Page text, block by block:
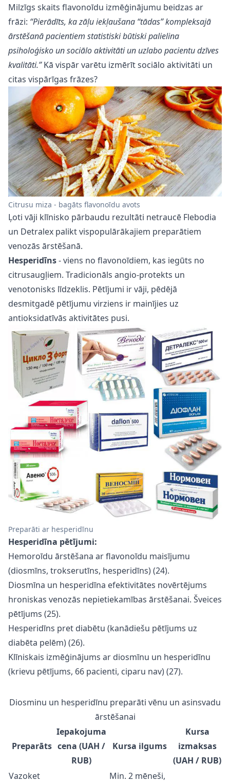
Milzīgs skaits flavonoīdu izmēģinājumu beidzas ar
frāzi: “Pierādīts, ka zāļu iekļaušana “tādas” kompleksajā
ārstēšanā pacientiem statistiski būtiski palielina
psiholoģisko un sociālo aktivitāti un uzlabo pacientu dzīves
kvalitāti.”Kā vispār varētu izmērīt sociālo aktivitāti un
citas vispārīgas frāzes?
Citrusu miza - bagāts flavonoīdu avots
Ļoti vāji klīnisko pārbaudu rezultāti netraucē Flebodia
un Detralex palikt vispopulārākajiem preparātiem
venozās ārstēšanā.
Hesperidīns- viens no flavonoīdiem, kas iegūts no
citrusaugļiem. Tradicionāls angio-protekts un
venotonisks līdzeklis. Pētījumi ir vāji, pēdējā
desmitgadē pētījumu virziens ir mainījies uz
antioksidatīvās aktivitātes pusi.
Preparāti ar hesperidīnu
Hesperidīna pētījumi:
Hemoroīdu ārstēšana ar flavonoīdu maisījumu
(diosmīns, trokserutīns, hesperidīns) (24).
Diosmīna un hesperidīna efektivitātes novērtējums
hroniskas venozās nepietiekamības ārstēšanai. Šveices
pētījums (25).
Hesperidīns pret diabētu (kanādiešu pētījums uz
diabēta pelēm) (26).
Klīniskais izmēģinājums ar diosmīnu un hesperidīnu
(krievu pētījums, 66 pacienti, ciparu nav) (27).
Diosminu un hesperidīnu preparāti vēnu un asinsvadu
ārstēšanai
Preparāts
Iepakojuma
cena (UAH /
RUB)
Kursa ilgums
Kursa
izmaksas
(UAH / RUB)
Vazoket
Min. 2 mēneši,